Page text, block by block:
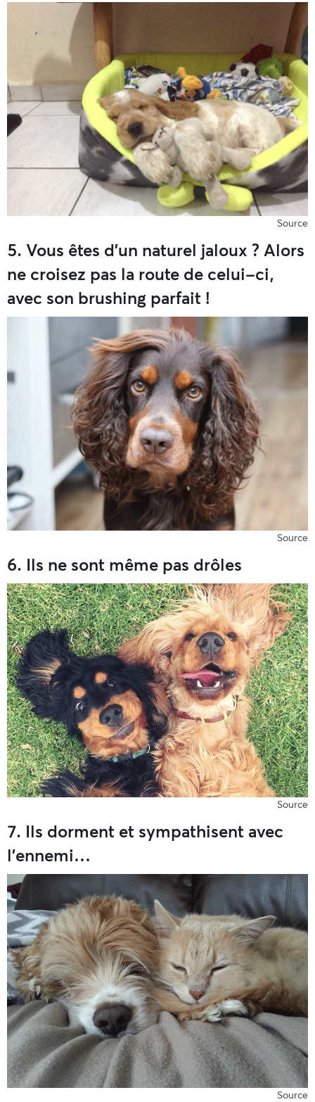
Source
5. Vous êtes d’un naturel jaloux ? Alors
ne croisez pas la route de celui-ci,
avec son brushing parfait !
Source
6. Ils ne sont même pas drôles
Source
7. Ils dorment et sympathisent avec
l’ennemi…
Source